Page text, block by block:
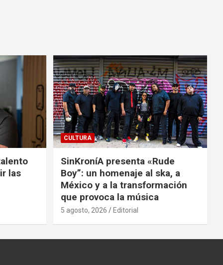
las
CULTURA
SinKroníA presenta «Rude
Boy”: un homenaje al ska, a
México y a la transformación
que provoca la música
5 agosto, 2026 Editorial